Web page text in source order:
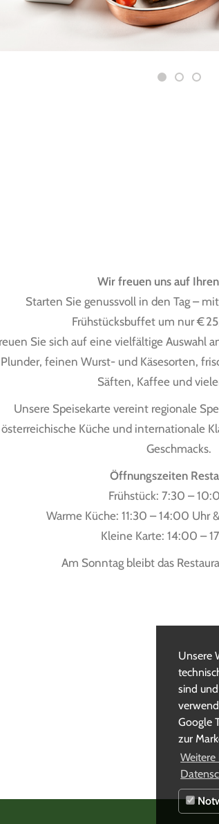
Unsere
sind
Google
zur
Wir freuen uns auf
Starten Sie genussvoll in den Tag –
Frühstücksbuffet um nur €
Sie sich auf eine vielfältige Auswahl
Plunder, feinen Wurst- und Käsesorten,
Säften, Kaffee und
Unsere Speisekarte vereint regionale
österreichische Küche und internationale
Geschmacks.
Öffnungszeiten
Frühstück: 7:30 –
Warme Küche: 11:30 – 14:00 Uhr
Kleine Karte: 14:00 –
Am Sonntag bleibt das